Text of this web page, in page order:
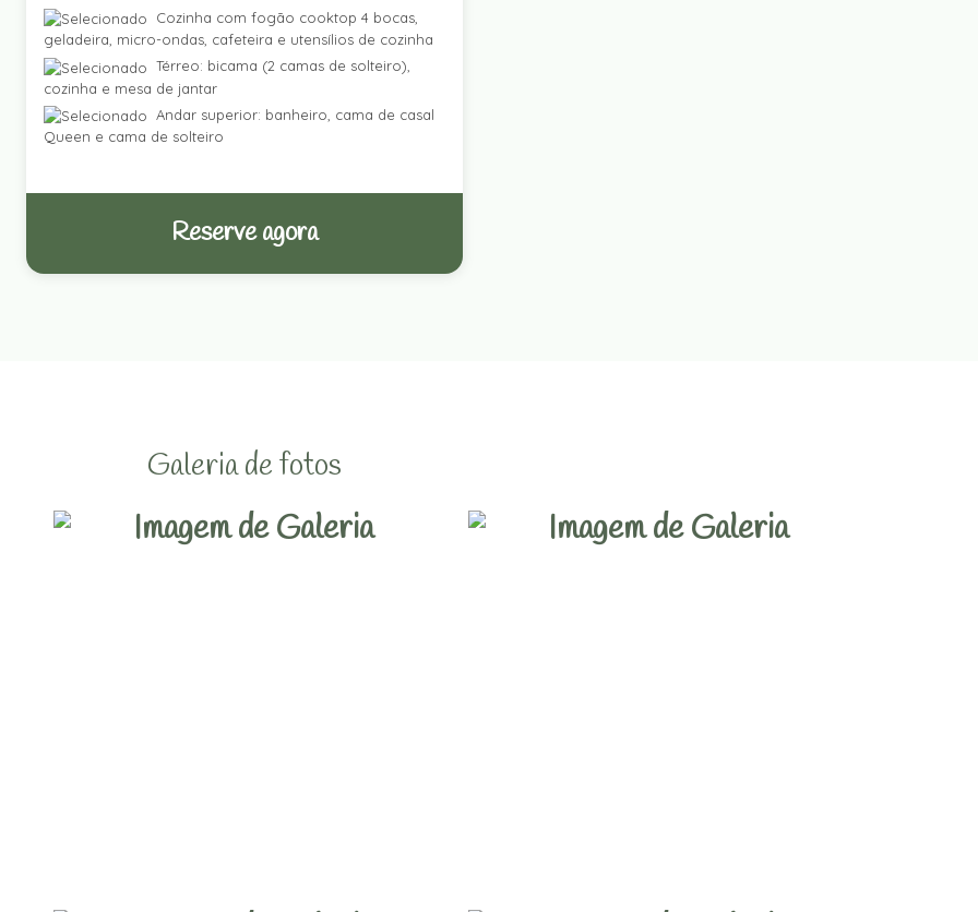
Cozinha com fogão cooktop 4 bocas,
geladeira, micro-ondas, cafeteira e utensílios de cozinha
Térreo: bicama (2 camas de solteiro),
cozinha e mesa de jantar
Andar superior: banheiro, cama de casal
Queen e cama de solteiro
Reserve agora
Galeria de fotos